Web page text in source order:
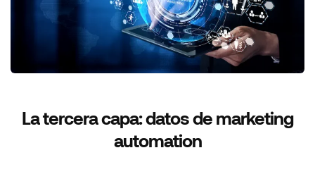
La tercera capa: datos de marketing
automation